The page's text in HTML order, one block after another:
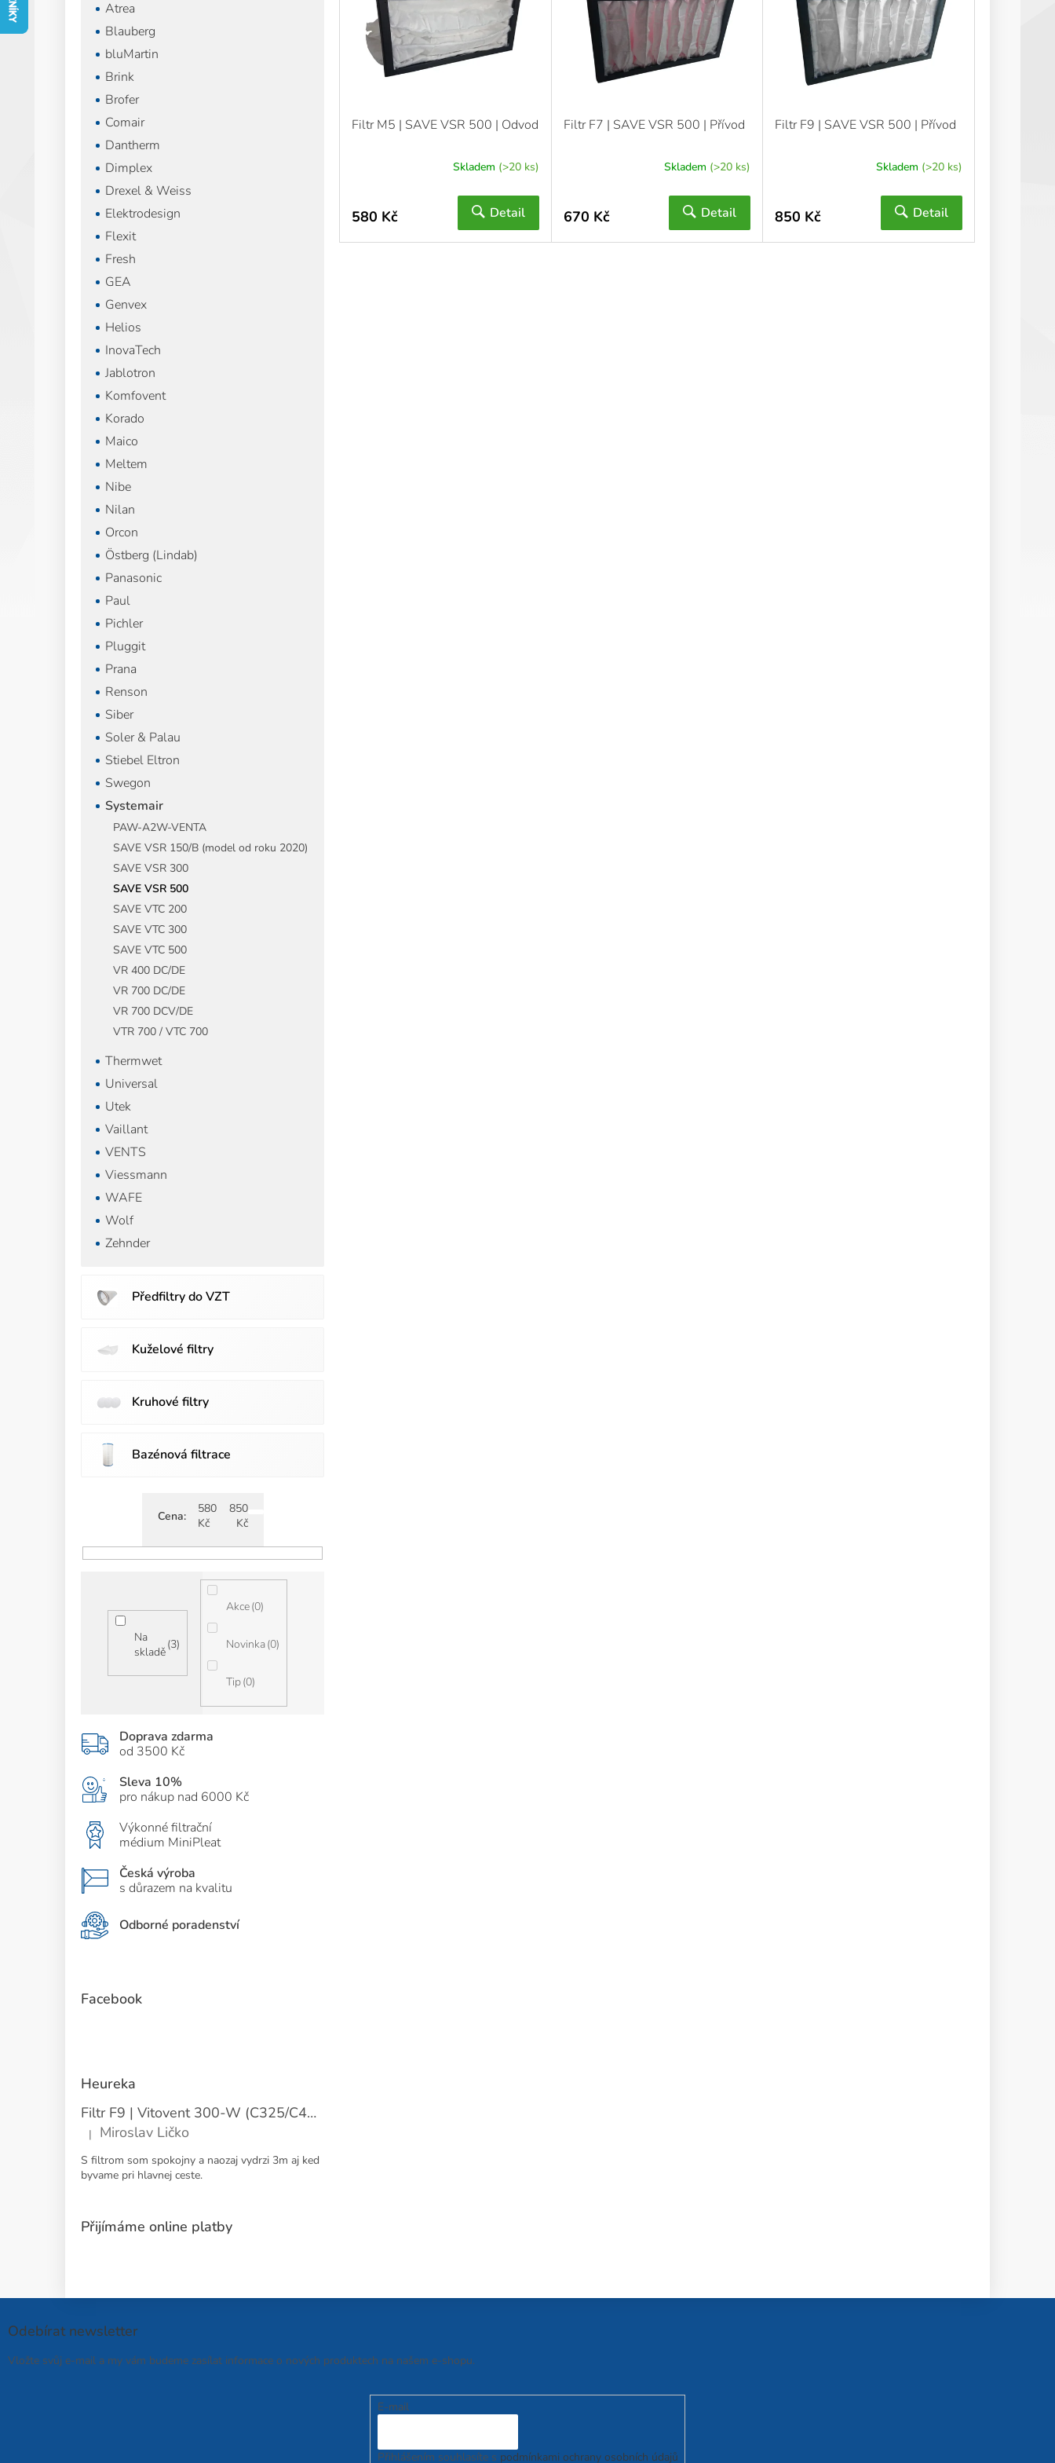
Atrea
Blauberg
bluMartin
Brink
Brofer
Comair
Dantherm
Dimplex
Drexel & Weiss
Elektrodesign
Flexit
Fresh
GEA
Genvex
Helios
InovaTech
Jablotron
Komfovent
Korado
Maico
Meltem
Nibe
Nilan
Orcon
Östberg (Lindab)
Panasonic
Paul
Pichler
Pluggit
Prana
Renson
Siber
Soler & Palau
Stiebel Eltron
Swegon
Systemair
PAW-A2W-VENTA
SAVE VSR 150/B (model od roku 2020)
SAVE VSR 300
SAVE VSR 500
SAVE VTC 200
SAVE VTC 300
SAVE VTC 500
VR 400 DC/DE
VR 700 DC/DE
VR 700 DCV/DE
VTR 700 / VTC 700
Thermwet
Universal
Utek
Vaillant
VENTS
Viessmann
WAFE
Wolf
Zehnder
Předfiltry do VZT
Kuželové filtry
Kruhové filtry
Bazénová filtrace
Cena
580
Kč
850
Kč
Na
skladě
3
Akce 0
Novinka 0
Tip 0
Doprava zdarma
od 3500 Kč
Sleva 10%
pro nákup nad 6000 Kč
Výkonné filtrační
médium MiniPleat
Česká výroba
s důrazem na kvalitu
Odborné poradenství
Facebook
Heureka
Filtr F9 | Vitovent 300-W (C325/C400) | Přívod
Hodnocení produktu je 5 z 5 hvězdiček.
| Miroslav Ličko
S filtrom som spokojny a naozaj vydrzi 3m aj ked
byvame pri hlavnej ceste.
Přijímáme online platby
Filtr M5 | SAVE VSR 500 | Odvod
Skladem (>20 ks)
580 Kč Detail
Filtr F7 | SAVE VSR 500 | Přívod
Skladem (>20 ks)
670 Kč Detail
Filtr F9 | SAVE VSR 500 | Přívod
Skladem (>20 ks)
850 Kč Detail
Odebírat newsletter
Vložte svůj e-mail a my vám budeme zasílat informace o nových produktech na našem e-shopu.
E-mail
Přihlášením souhlasíte s podmínkami ochrany osobních údajů